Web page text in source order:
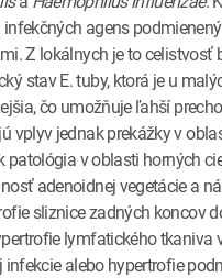
agens
Z lokálnych je to celistvosť
stav E. tuby, ktorá je u
čo umožňuje ľahší
vplyv jednak prekážky v
patológia v oblasti horných
adenoidnej vegetácie a
sliznice zadných koncov
lymfatického tkaniva
infekcie alebo hypertrofie